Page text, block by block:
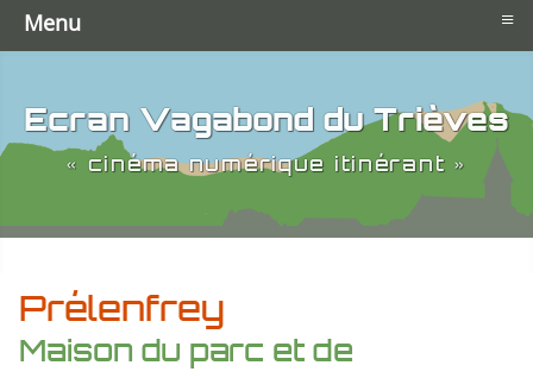
Ecran Vagabond du Trièves
« cinéma numérique itinérant »
Prélenfrey
Maison du parc et de
Menu ≡